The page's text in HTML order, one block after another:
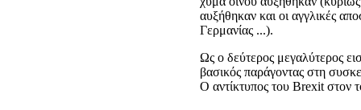
αυξήθηκαν και οι αγγλικές
Γερμανίας ...).
Ως ο δεύτερος μεγαλύτερος
βασικός παράγοντας στη
Ο αντίκτυπος του Brexit στον